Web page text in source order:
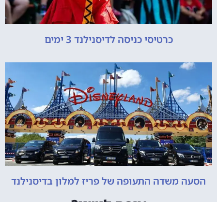
כרטיסי כניסה לדיסנילנד 3 ימים
הסעה משדה התעופה של פריז למלון בדיסנילנד